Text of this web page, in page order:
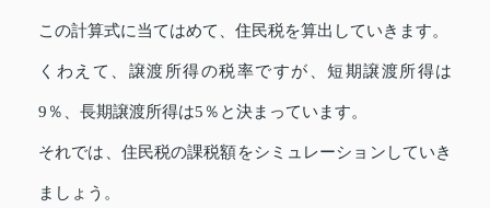
この計算式に当てはめて、住民税を算出していきます。
くわえて、譲渡所得の税率ですが、短期譲渡所得は
9％、長期譲渡所得は5％と決まっています。
それでは、住民税の課税額をシミュレーションしていき
ましょう。